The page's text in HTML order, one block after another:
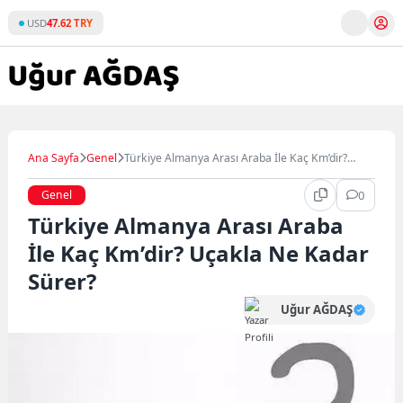
content
USD47.62 TRY
Ana Sayfa Genel Türkiye Almanya Arası Araba İle Kaç Km’dir?
Genel
0
Türkiye Almanya Arası Araba
İle Kaç Km’dir? Uçakla Ne Kadar
Sürer?
Uğur AĞDAŞ